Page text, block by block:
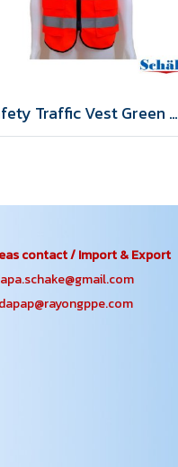
Safety Traffic Vest Green Light XL
contact / Import & Export